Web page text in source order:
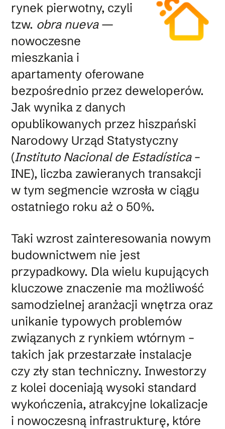
rynek pierwotny, czyli
tzw. obra nueva—
nowoczesne
mieszkania i
apartamenty oferowane
bezpośrednio przez deweloperów.
Jak wynika z danych
opublikowanych przez hiszpański
Narodowy Urząd Statystyczny
(Instituto Nacional de Estadística–
INE), liczba zawieranych transakcji
w tym segmencie wzrosła w ciągu
ostatniego roku aż o 50%.
Taki wzrost zainteresowania nowym
budownictwem nie jest
przypadkowy. Dla wielu kupujących
kluczowe znaczenie ma możliwość
samodzielnej aranżacji wnętrza oraz
unikanie typowych problemów
związanych z rynkiem wtórnym –
takich jak przestarzałe instalacje
czy zły stan techniczny. Inwestorzy
z kolei doceniają wysoki standard
wykończenia, atrakcyjne lokalizacje
i nowoczesną infrastrukturę, które